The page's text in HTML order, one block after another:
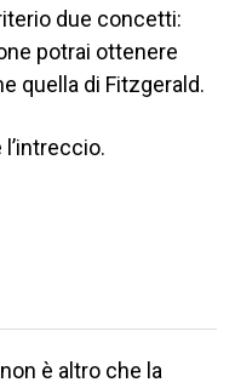
due concetti:
potrai ottenere
quella di Fitzgerald.
è altro che la